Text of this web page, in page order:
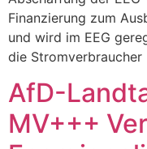
Finanzierung zum
und wird im EEG
die
AfD-
MV+++